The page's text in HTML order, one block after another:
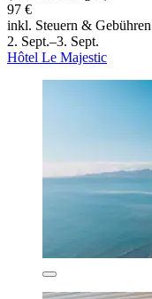
97 €
inkl. Steuern & Gebühren
2. Sept.–3. Sept.
Hôtel Le Majestic